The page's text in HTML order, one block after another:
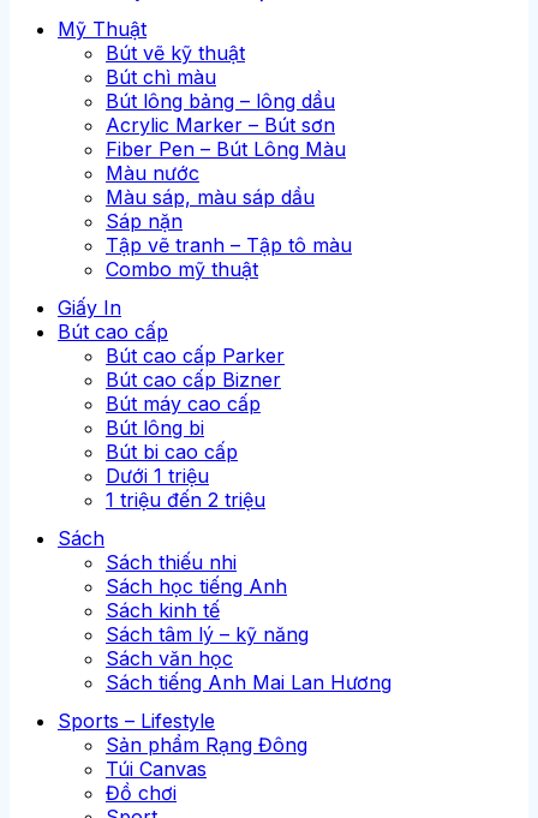
Mỹ Thuật
Bút vẽ kỹ thuật
Bút chì màu
Bút lông bảng – lông dầu
Acrylic Marker – Bút sơn
Fiber Pen – Bút Lông Màu
Màu nước
Màu sáp, màu sáp dầu
Sáp nặn
Tập vẽ tranh – Tập tô màu
Combo mỹ thuật
Giấy In
Bút cao cấp
Bút cao cấp Parker
Bút cao cấp Bizner
Bút máy cao cấp
Bút lông bi
Bút bi cao cấp
Dưới 1 triệu
1 triệu đến 2 triệu
Sách
Sách thiếu nhi
Sách học tiếng Anh
Sách kinh tế
Sách tâm lý – kỹ năng
Sách văn học
Sách tiếng Anh Mai Lan Hương
Sports – Lifestyle
Sản phẩm Rạng Đông
Túi Canvas
Đồ chơi